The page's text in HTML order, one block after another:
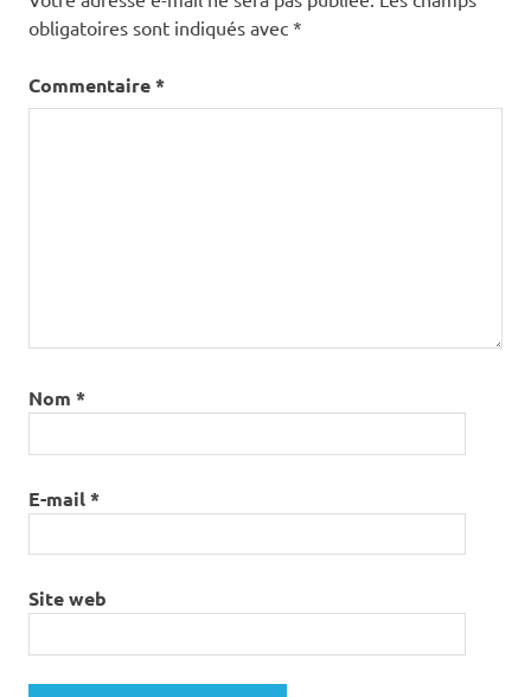
obligatoires sont indiqués avec *
Commentaire*
Nom *
E-mail*
Site web